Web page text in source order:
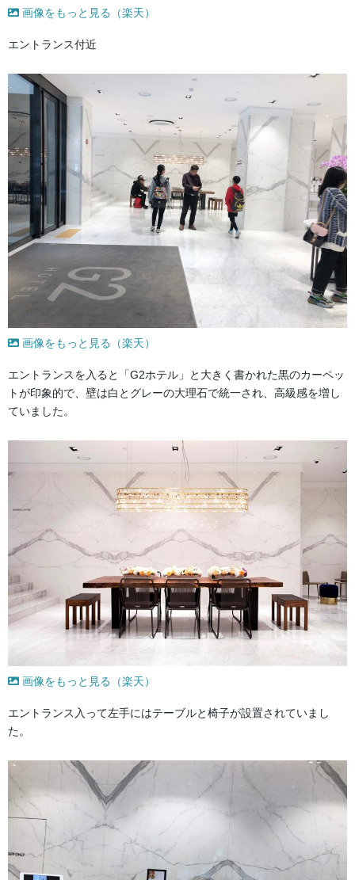
画像をもっと見る（楽天）
エントランス付近
画像をもっと見る（楽天）
エントランスを入ると「G2ホテル」と大きく書かれた黒のカーペッ
トが印象的で、壁は白とグレーの大理石で統一され、高級感を増し
ていました。
画像をもっと見る（楽天）
エントランス入って左手にはテーブルと椅子が設置されていまし
た。